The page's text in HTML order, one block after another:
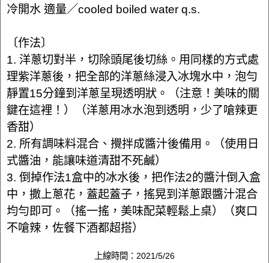
冷開水 適量／cooled boiled water q.s.
〔作法〕
1. 洋蔥切對半，切除頭尾後切絲。用同樣的方式處
理紫洋蔥後，把全部的洋蔥絲浸入冰塊水中，泡勻
靜置15分鐘到洋蔥呈現透明狀。（注意！美味的關
鍵在這裡！）（洋蔥用冰水泡到透明，少了嗆辣更
香甜）
2. 所有調味料混合、攪拌成醬汁後備用。（使用日
式醬油，能讓味道清甜不死鹹）
3. 倒掉作法1盒中的冰水後，把作法2的醬汁倒入盒
中，撒上蔥花，蓋起蓋子，搖晃到洋蔥跟醬汁混合
均勻即可。（搖一搖，美味配菜輕鬆上桌）（爽口
不嗆辣，佐餐下酒都超搭）
上線時間：2021/5/26